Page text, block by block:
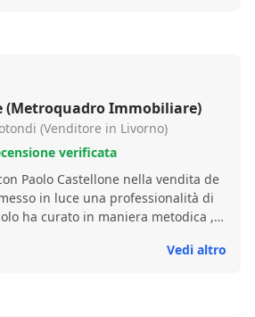
problemi. Lo consiglio vivamente a
immobiliare affidabile e
(Metroquadro Immobiliare)
(Venditore in Livorno)
verificata
Paolo Castellone nella vendita de
ha curato in maniera metodica ,
ha fatto raggiungere l’obiettivo
devo sottolineare che trattasi di
leale. Auguro tanto
Vedi altro